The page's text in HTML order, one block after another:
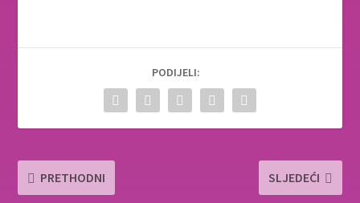
PODIJELI:
PRETHODNI SLJEDEĆI